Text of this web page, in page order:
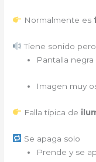
Normalmente es
Tiene sonido
Pantalla negra
Imagen muy
Falla típica de
Se apaga solo
Prende y se